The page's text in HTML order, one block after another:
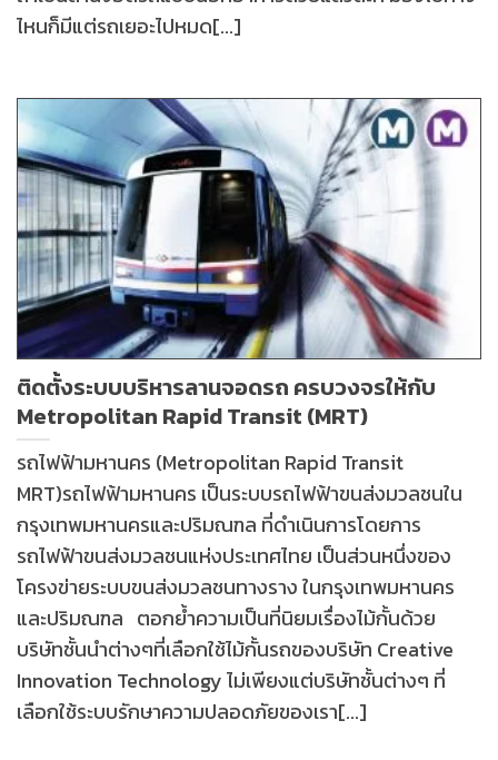
ไหนก็มีแต่รถเยอะไปหมด[...]
ติดตั้งระบบบริหารลานจอดรถ ครบวงจรให้กับ
Metropolitan Rapid Transit (MRT)
รถไฟฟ้ามหานคร (Metropolitan Rapid Transit
MRT)รถไฟฟ้ามหานคร เป็นระบบรถไฟฟ้าขนส่งมวลชนใน
กรุงเทพมหานครและปริมณฑล ที่ดำเนินการโดยการ
รถไฟฟ้าขนส่งมวลชนแห่งประเทศไทย เป็นส่วนหนึ่งของ
โครงข่ายระบบขนส่งมวลชนทางราง ในกรุงเทพมหานคร
และปริมณฑล ตอกย้ำความเป็นที่นิยมเรื่องไม้กั้นด้วย
บริษัทชั้นนำต่างๆที่เลือกใช้ไม้กั้นรถของบริษัท Creative
Innovation Technology ไม่เพียงแต่บริษัทชั้นต่างๆ ที่
เลือกใช้ระบบรักษาความปลอดภัยของเรา[...]